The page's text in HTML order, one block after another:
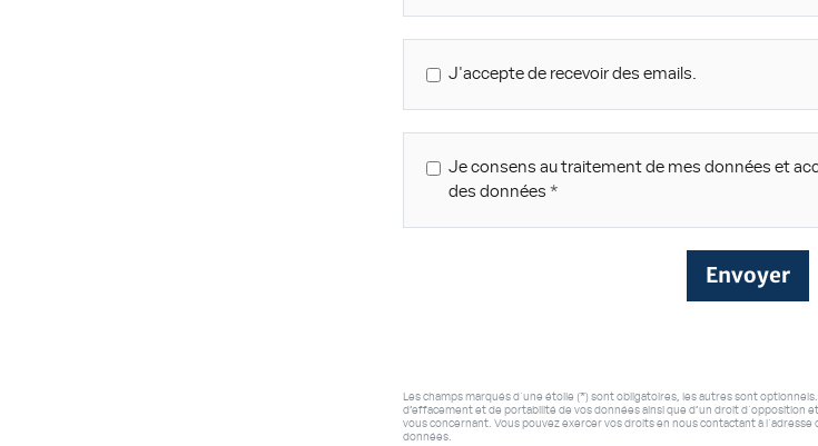
J'accepte de recevoir des emails.
Je consens au traitement de mes données et
des données
Envoyer
Les champs marqués d'une étoile (*) sont obligatoires, les autres sont
d’effacement et de portabilité de vos données ainsi que d’un droit d'opposition
vous concernant. Vous pouvez exercer vos droits en nous contactant à l'adresse
données.